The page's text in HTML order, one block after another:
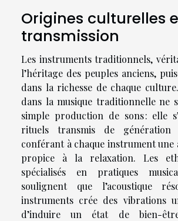
Origines culturelles
transmission
Les instruments traditionnels,
l’héritage des peuples anciens,
dans la richesse de chaque
dans la musique traditionnelle ne
simple production de sons : elle
rituels transmis de génération
conférant à chaque instrument
propice à la relaxation. Les
spécialisés en pratiques
soulignent que l’acoustique
instruments crée des vibrations
d’induire un état de bien-